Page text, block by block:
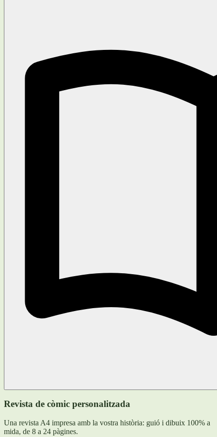
Revista de còmic personalitzada
Una revista A4 impresa amb la vostra història: guió i dibuix 100% a
mida, de 8 a 24 pàgines.